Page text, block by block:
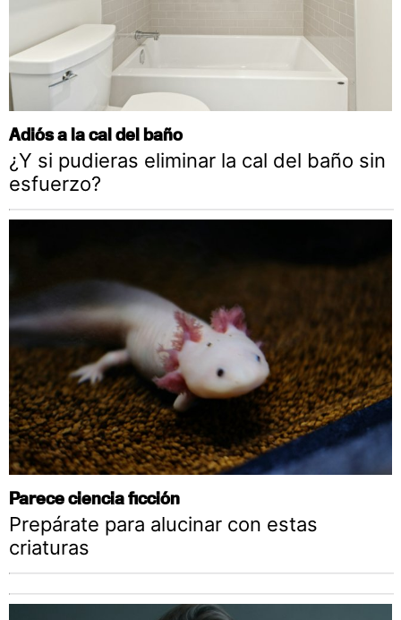
Adiós a la cal del baño
¿Y si pudieras eliminar la cal del baño sin
esfuerzo?
Parece ciencia ficción
Prepárate para alucinar con estas
criaturas